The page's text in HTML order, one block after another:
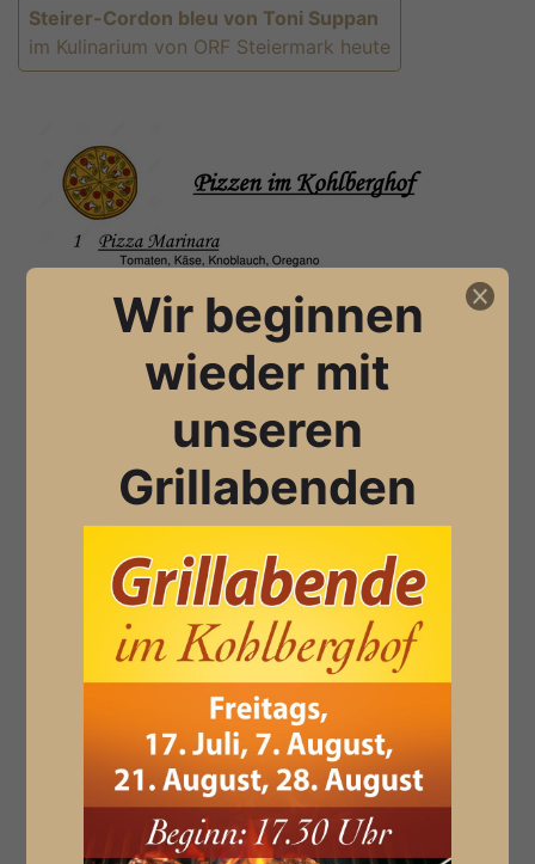
Wir beginnen
wieder mit
unseren
Grillabenden
Steirer-Cordon bleu von Toni Suppan
im Kulinarium von ORF Steiermark heute